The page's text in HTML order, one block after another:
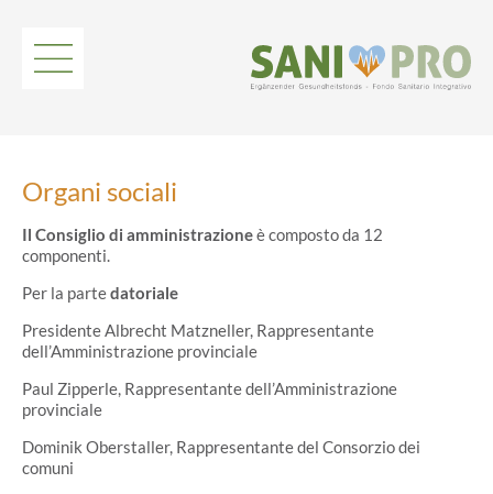
Organi sociali
Il Consiglio di amministrazioneè composto da 12
componenti.
Per la partedatoriale
Presidente Albrecht Matzneller, Rappresentante
dell’Amministrazione provinciale
Paul Zipperle, Rappresentante dell’Amministrazione
provinciale
Dominik Oberstaller, Rappresentante del Consorzio dei
comuni